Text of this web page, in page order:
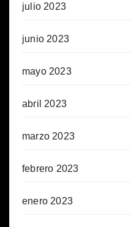
julio 2023
junio 2023
mayo 2023
abril 2023
marzo 2023
febrero 2023
enero 2023